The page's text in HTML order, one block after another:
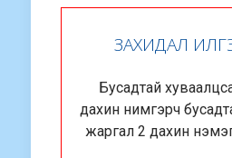
ЗАХИДАЛ
Бусадтай
дахин нимгэрч
жаргал 2 дахин